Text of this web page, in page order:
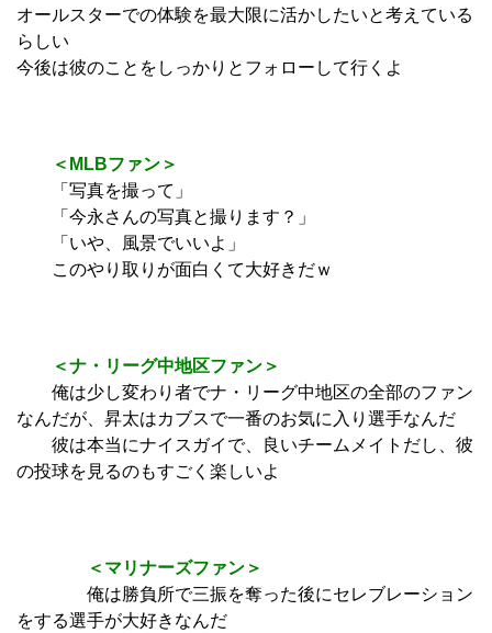
オールスターでの体験を最大限に活かしたいと考えている
らしい
今後は彼のことをしっかりとフォローして行くよ
＜MLBファン＞
「写真を撮って」
「今永さんの写真と撮ります？」
「いや、風景でいいよ」
このやり取りが面白くて大好きだｗ
＜ナ・リーグ中地区ファン＞
俺は少し変わり者でナ・リーグ中地区の全部のファン
なんだが、昇太はカブスで一番のお気に入り選手なんだ
彼は本当にナイスガイで、良いチームメイトだし、彼
の投球を見るのもすごく楽しいよ
＜マリナーズファン＞
俺は勝負所で三振を奪った後にセレブレーション
をする選手が大好きなんだ